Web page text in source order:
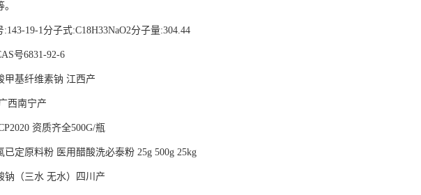
19-1分子式:C18H33NaO2分子量:304.44
号6831-92-6
甲基纤维素钠 江西产
西南宁产
资质齐全500G/瓶
已定原料粉 医用醋酸洗必泰粉 25g 500g 25kg
钠（三水 无水）四川产